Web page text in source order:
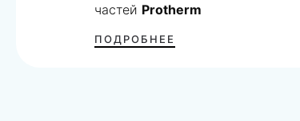
частей Protherm
ПОДРОБНЕЕ